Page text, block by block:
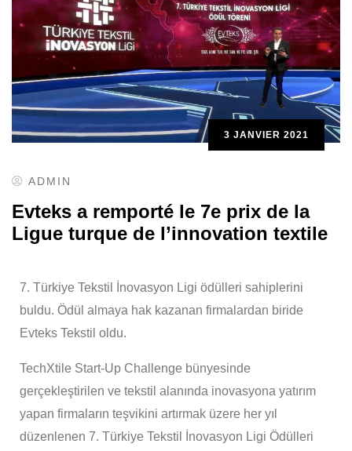
3 JANVIER 2021
ADMIN
Evteks a remporté le 7e prix de la
Ligue turque de l’innovation textile
7. Türkiye Tekstil İnovasyon Ligi ödülleri sahiplerini
buldu. Ödül almaya hak kazanan firmalardan biride
Evteks Tekstil oldu.
TechXtile Start-Up Challenge bünyesinde
gerçekleştirilen ve tekstil alanında inovasyona yatırım
yapan firmaların teşvikini artırmak üzere her yıl
düzenlenen 7. Türkiye Tekstil İnovasyon Ligi Ödülleri